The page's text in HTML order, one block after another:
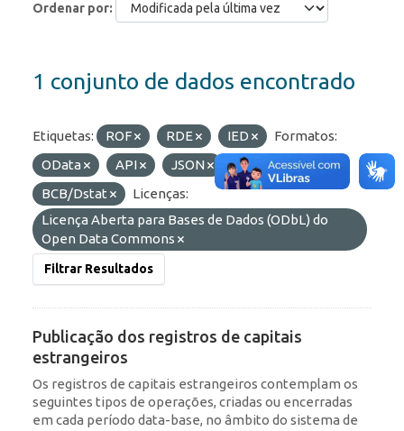
Ordenar por
1 conjunto de dados encontrado
Etiquetas: ROF RDE IED
Formatos:
OData
API JSON
Organizações:
BCB/Dstat
Licenças:
Licença Aberta para Bases de Dados (ODbL) do
Open Data Commons
Filtrar Resultados
Publicação dos registros de capitais
estrangeiros
Os registros de capitais estrangeiros contemplam os
seguintes tipos de operações, criadas ou encerradas
em cada período data-base, no âmbito do sistema de